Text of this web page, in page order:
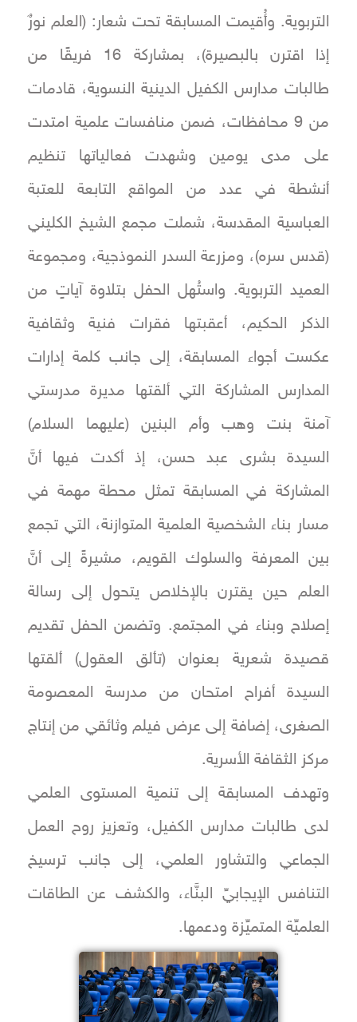
التربوية. وأُقيمت المسابقة تحت شعار: (العلم نورٌ
إذا اقترن بالبصيرة)، بمشاركة 16 فريقًا من
طالبات مدارس الكفيل الدينية النسوية، قادمات
من 9 محافظات، ضمن منافسات علمية امتدت
على مدى يومين وشهدت فعالياتها تنظيم
أنشطة في عدد من المواقع التابعة للعتبة
العباسية المقدسة، شملت مجمع الشيخ الكليني
(قدس سره)، ومزرعة السدر النموذجية، ومجموعة
العميد التربوية. واستُهل الحفل بتلاوة آياتٍ من
الذكر الحكيم، أعقبتها فقرات فنية وثقافية
عكست أجواء المسابقة، إلى جانب كلمة إدارات
المدارس المشاركة التي ألقتها مديرة مدرستي
آمنة بنت وهب وأم البنين (عليهما السلام)
السيدة بشرى عبد حسن، إذ أكدت فيها أنَّ
المشاركة في المسابقة تمثل محطة مهمة في
مسار بناء الشخصية العلمية المتوازنة، التي تجمع
بين المعرفة والسلوك القويم، مشيرةً إلى أنَّ
العلم حين يقترن بالإخلاص يتحول إلى رسالة
إصلاح وبناء في المجتمع. وتضمن الحفل تقديم
قصيدة شعرية بعنوان (تألق العقول) ألقتها
السيدة أفراح امتحان من مدرسة المعصومة
الصغرى، إضافة إلى عرض فيلم وثائقي من إنتاج
مركز الثقافة الأسرية.
وتهدف المسابقة إلى تنمية المستوى العلمي
لدى طالبات مدارس الكفيل، وتعزيز روح العمل
الجماعي والتشاور العلمي، إلى جانب ترسيخ
التنافس الإيجابيِّ البنَّاء، والكشف عن الطاقات
العلميِّة المتميِّزة ودعمها.